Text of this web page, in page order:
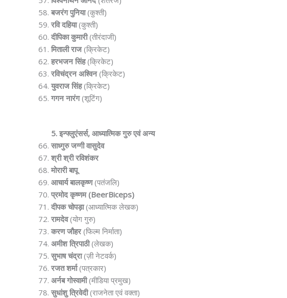
बजरंग पुनिया(कुश्ती)
रवि दहिया(कुश्ती)
दीपिका कुमारी(तीरंदाजी)
मिताली राज(क्रिकेट)
हरभजन सिंह(क्रिकेट)
रविचंद्रन अश्विन(क्रिकेट)
युवराज सिंह(क्रिकेट)
गगन नारंग(शूटिंग)
5. इन्फ्लुएंसर्स, आध्यात्मिक गुरु एवं अन्य
साध्गुरु जग्गी वासुदेव
श्री श्री रविशंकर
मोरारी बापू
आचार्य बालकृष्ण(पतंजलि)
प्रमोद कृष्णम (BeerBiceps)
दीपक चोपड़ा(आध्यात्मिक लेखक)
रामदेव(योग गुरु)
करण जौहर(फिल्म निर्माता)
अमीश त्रिपाठी(लेखक)
सुभाष चंद्रा(ज़ी नेटवर्क)
रजत शर्मा(पत्रकार)
अर्नब गोस्वामी(मीडिया प्रमुख)
सुधांशु त्रिवेदी(राजनेता एवं वक्ता)